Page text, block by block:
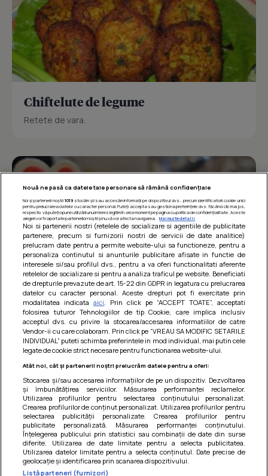
Chiftelute de legume
Retete de vara.
Barcute din vinete cu arpagic rosu
Un deliciu usor de preparat!
Nouă ne pasă ca datele tale personale să rămână confidențiale
Noi și partenerii noștri 1019stocăm și/sau accesăm informații pe dispozitivul dvs., precum identificatorii cookie unici
pentru prelucrarea datelor cu caracter personal. Puteți accepta sau gestiona preferințele dvs. făcând clic mai jos,
respectiv vă puteți opune utilizării unui interes legitim în orice moment pe pagina cu politica de confidențialitate. Aceste
alegeri vor fi raportate partenerilor noștri și nu vă vor afecta navigarea.
Mai multe detalii
Noi si partenerii nostri (retelele de socializare si agentiile de publicitate
partenere, precum si furnizorii nostri de servicii de date analitice)
prelucram date pentru a permite website-ului sa functioneze, pentru a
personaliza continutul si anunturile publicitare afisate in functie de
interesele si/sau profilul dvs., pentru a va oferi functionalitati aferente
retelelor de socializare si pentru a analiza traficul pe website. Beneficiati
de drepturile prevazute de art. 15-22 din GDPR in legatura cu prelucrarea
datelor cu caracter personal. Aceste drepturi pot fi exercitate prin
modalitatea indicataaici . Prin click pe “ACCEPT TOATE”, acceptati
folosirea tuturor Tehnologiilor de tip Cookie, care implica inclusiv
acceptul dvs. cu privire la stocarea/accesarea informatiilor de catre
Vendor-ii cu care colaboram. Prin click pe “VREAU SA MODIFIC SETARILE
INDIVIDUAL” puteti schimba preferintele in mod individual, mai putin cele
legate de cookie strict necesare pentru functionarea website-ului.
Atât noi, cât și partenerii noștri prelucrăm datele pentru a oferi:
Stocarea și/sau accesarea informațiilor de pe un dispozitiv. Dezvoltarea
și îmbunătățirea serviciilor. Măsurarea performanței reclamelor.
Utilizarea profilurilor pentru selectarea conținutului personalizat.
Crearea profilurilor de conținut personalizat. Utilizarea profilurilor pentru
selectarea publicității personalizate. Crearea profilurilor pentru
publicitate personalizată. Măsurarea performanței conținutului.
Înțelegerea publicului prin statistici sau combinații de date din surse
diferite. Utilizarea de date limitate pentru a selecta publicitatea.
Utilizarea datelor limitate pentru a selecta conținutul. Date precise de
geolocație și identificarea prin scanarea dispozitivului.
Listă parteneri (furnizori)